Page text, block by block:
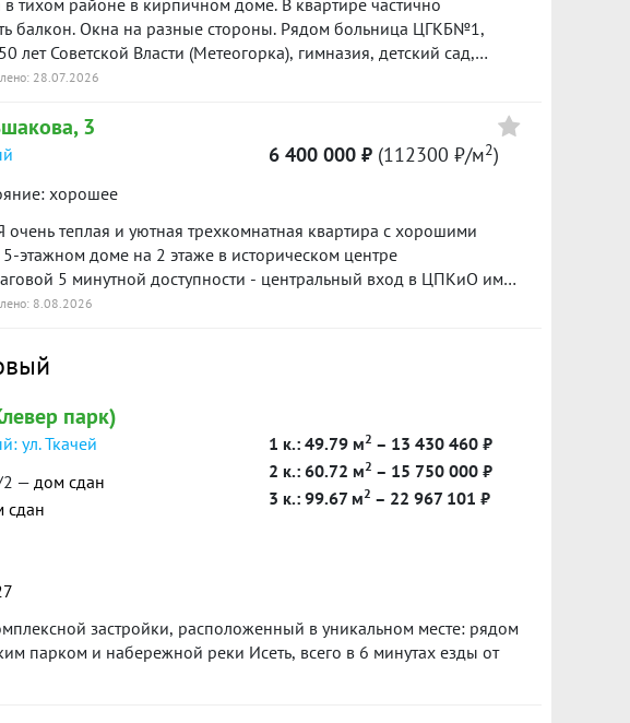
в тихом районе в кирпичном доме. В квартире частично
балкон. Окна на разные стороны. Рядом больница ЦГКБ№1,
лет Coветской Власти (Мeтeогoркa), гимназия, детский сад,
транспорта- всё рядом, до центра 10 минут. ID объекта в
28.07.2026
3
хорошее
6 400 000 ₽ (112300 ₽/м2)
теплая и уютная трехкомнатная квартира с хорошими
этажном доме нa 2 этаже в историческом центре
5 минутной доступности - центральный вход в ЦПКиО им
утопает в зелени.Парковый район является престижным,
расположены магазины, школы, детские сады, аптеки,
Мегамаркет, Шарташский рынок, спорт школа Росток.Отличная
города и электричкаКвартира готова к проживанию. В ней
ВОХР, выполнен косметический ремонт, остаются мебель и
важным преимуществом станет наличие во дворе
мест в любое время суток.Один взрослый собственник! Нет
любые виды расчетов и разумный торг.Быстрый выход
в нашей базе: 12322
8.08.2026
парк)
ул. Ткачей
2 —дом сдан
сдан
1 к.: 49.79 м2 – 13 430 460 ₽
2 к.: 60.72 м2 – 15 750 000 ₽
3 к.: 99.67 м2 – 22 967 101 ₽
застройки, расположенный в уникальном месте: рядом
парком и набережной реки Исеть, всего в 6 минутах езды от